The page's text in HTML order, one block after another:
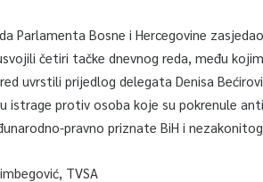
Parlamenta Bosne i Hercegovine
četiri tačke dnevnog reda, među
uvrstili prijedlog delegata Denisa
istrage protiv osoba koje su pokrenule
pravno priznate BiH i
TVSA